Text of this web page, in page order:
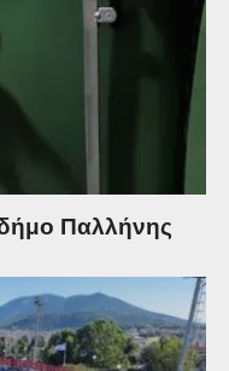
δήμο Παλλήνης